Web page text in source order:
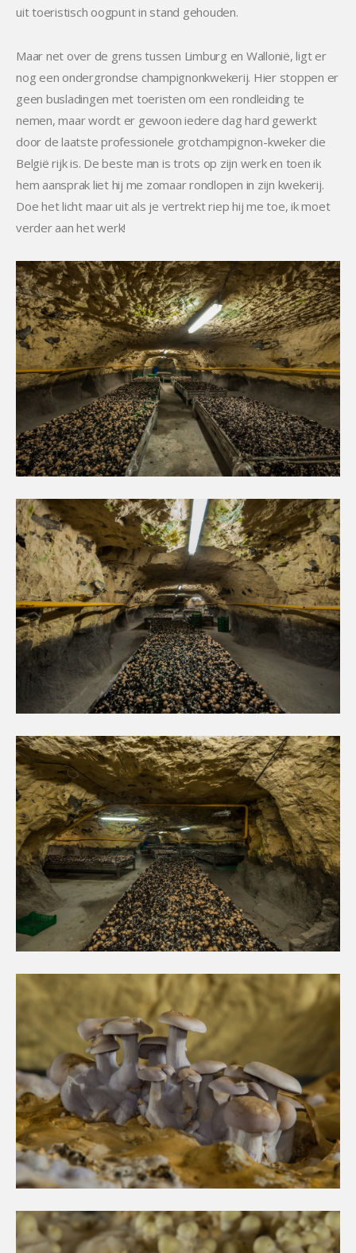
uit toeristisch oogpunt in stand gehouden.
Maar net over de grens tussen Limburg en Wallonië, ligt er
nog een ondergrondse champignonkwekerij. Hier stoppen er
geen busladingen met toeristen om een rondleiding te
nemen, maar wordt er gewoon iedere dag hard gewerkt
door de laatste professionele grotchampignon-kweker die
België rijk is. De beste man is trots op zijn werk en toen ik
hem aansprak liet hij me zomaar rondlopen in zijn kwekerij.
Doe het licht maar uit als je vertrekt riep hij me toe, ik moet
verder aan het werk!